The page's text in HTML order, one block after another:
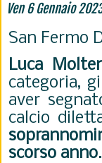
Ven 6 Gennaio
San Fermo
Luca
categoria,
aver
calcio
scorso anno.